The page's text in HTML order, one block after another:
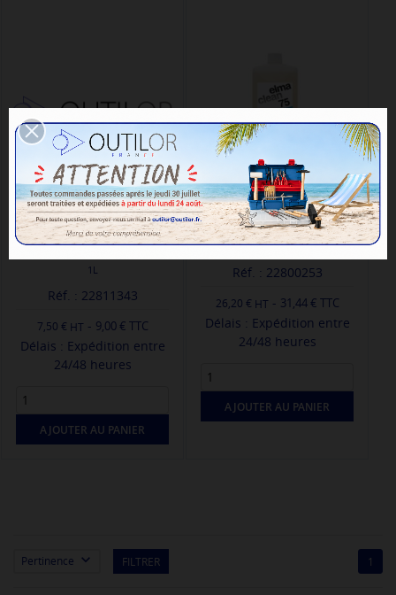
SAVON ULTRASON LIQUIDE
ANDY GOLD SPECIAL GALVANO -
1L
Réf. : 22811343
7,50 € - 9,00 € TTC
Délais : Expédition entre
24/48 heures
AJOUTER AU PANIER
SAVON ULTRASON LIQUIDE -
ELMA LUXURY CLEAN EC75 - 1L
Réf. : 22800253
26,20 € - 31,44 € TTC
Délais : Expédition entre
24/48 heures
AJOUTER AU PANIER
Pertinence  FILTRER 1